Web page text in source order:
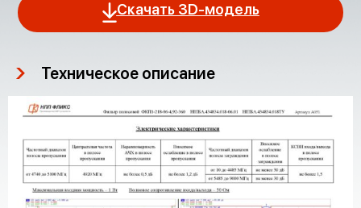
Скачать 3D-модель
Техническое описание